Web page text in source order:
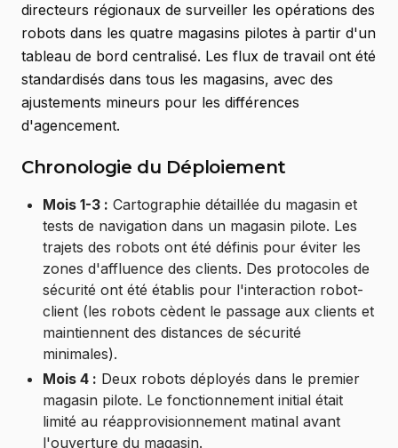
directeurs régionaux de surveiller les opérations des
robots dans les quatre magasins pilotes à partir d'un
tableau de bord centralisé. Les flux de travail ont été
standardisés dans tous les magasins, avec des
ajustements mineurs pour les différences
d'agencement.
Chronologie du Déploiement
Mois 1-3 : Cartographie détaillée du magasin et
tests de navigation dans un magasin pilote. Les
trajets des robots ont été définis pour éviter les
zones d'affluence des clients. Des protocoles de
sécurité ont été établis pour l'interaction robot-
client (les robots cèdent le passage aux clients et
maintiennent des distances de sécurité
minimales).
Mois 4 : Deux robots déployés dans le premier
magasin pilote. Le fonctionnement initial était
limité au réapprovisionnement matinal avant
l'ouverture du magasin.